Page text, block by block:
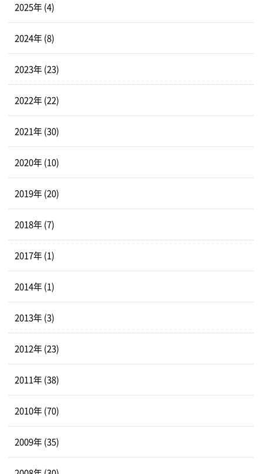
2025年 (4)
2024年 (8)
2023年 (23)
2022年 (22)
2021年 (30)
2020年 (10)
2019年 (20)
2018年 (7)
2017年 (1)
2014年 (1)
2013年 (3)
2012年 (23)
2011年 (38)
2010年 (70)
2009年 (35)